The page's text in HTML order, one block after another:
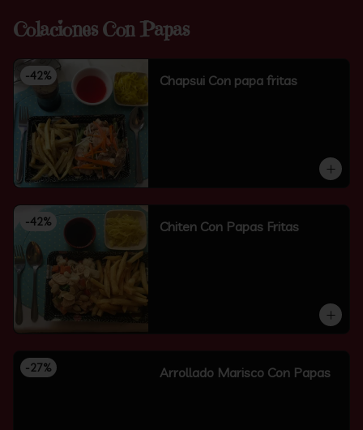
Colaciones Con Papas
-42% Chapsui Con papa fritas
-42% Chiten Con Papas Fritas
-27% Arrollado Marisco Con Papas